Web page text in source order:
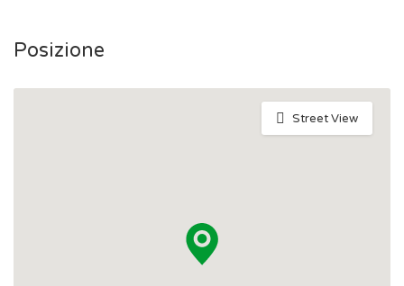
Posizione
Street View